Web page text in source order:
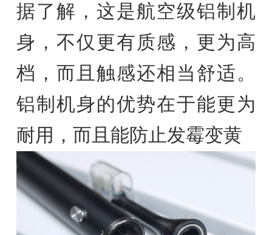
据了解，这是航空级铝制机
身，不仅更有质感，更为高
档，而且触感还相当舒适。
铝制机身的优势在于能更为
耐用，而且能防止发霉变黄